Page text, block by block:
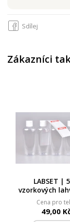
Sdílej
Zákazníci
LABSET |
vzorkových
štítky | 100
vzorky
čisticích
Cena pro
49,00